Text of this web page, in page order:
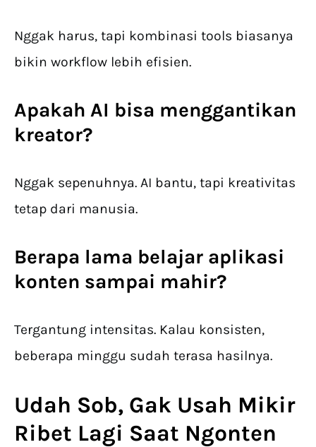
Nggak harus, tapi kombinasi tools biasanya
bikin workflow lebih efisien.
Apakah AI bisa menggantikan
kreator?
Nggak sepenuhnya. AI bantu, tapi kreativitas
tetap dari manusia.
Berapa lama belajar aplikasi
konten sampai mahir?
Tergantung intensitas. Kalau konsisten,
beberapa minggu sudah terasa hasilnya.
Udah Sob, Gak Usah Mikir
Ribet Lagi Saat Ngonten